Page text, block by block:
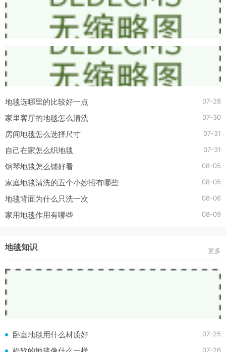
地毯选哪里的比较好一点 07-28
家里客厅的地毯怎么清洗 07-30
房间地毯怎么选择尺寸 07-31
自己在家怎么织地毯 07-31
钢琴地毯怎么铺好看 08-05
家庭地毯清洗的五个小妙招有哪些 08-05
地毯背面为什么只洗一次 08-06
家用地毯作用有哪些 08-09
地毯知识 更多
卧室地毯用什么材质好 07-25
07-26